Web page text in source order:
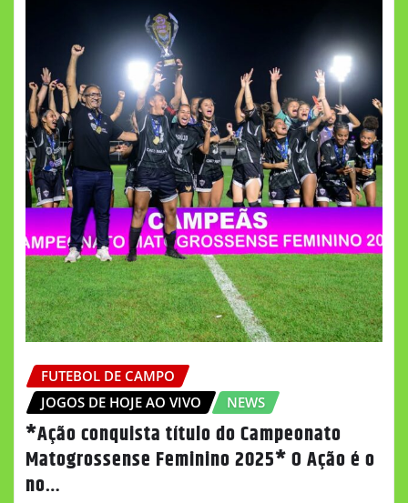
FUTEBOL DE CAMPO
JOGOS DE HOJE AO VIVO
NEWS
*Ação conquista título do Campeonato
Matogrossense Feminino 2025* O Ação é o
no…